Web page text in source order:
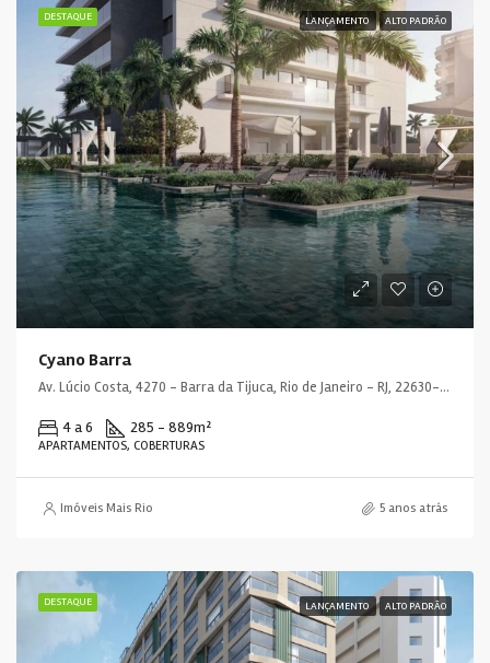
DESTAQUE LANÇAMENTO ALTO PADRÃO
Cyano Barra
Av. Lúcio Costa, 4270 - Barra da Tijuca, Rio de Janeiro - RJ, 22630-011, Brasil
4 a 6 285 - 889m²
APARTAMENTOS, COBERTURAS
Imóveis Mais Rio 5 anos atrás
DESTAQUE LANÇAMENTO ALTO PADRÃO